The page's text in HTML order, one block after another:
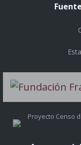
Proyecto Censo